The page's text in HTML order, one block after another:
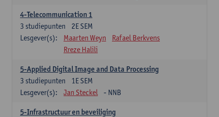
4-Telecommunication 1
2E SEM
3 studiepunten
Lesgever(s):
Maarten Weyn
Rafael Berkvens
Rreze Halili
5-Applied Digital Image and Data Processing
1E SEM
3 studiepunten
Lesgever(s):
Jan Steckel - NNB
5-Infrastructuur en beveiliging